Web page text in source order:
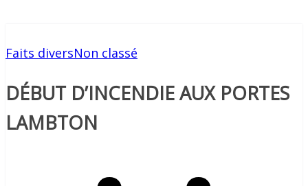
Faits diversNon classé
DÉBUT D’INCENDIE AUX PORTES
LAMBTON